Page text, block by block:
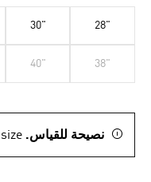
28"
30"
38"
40"
نصيحة للقياس.